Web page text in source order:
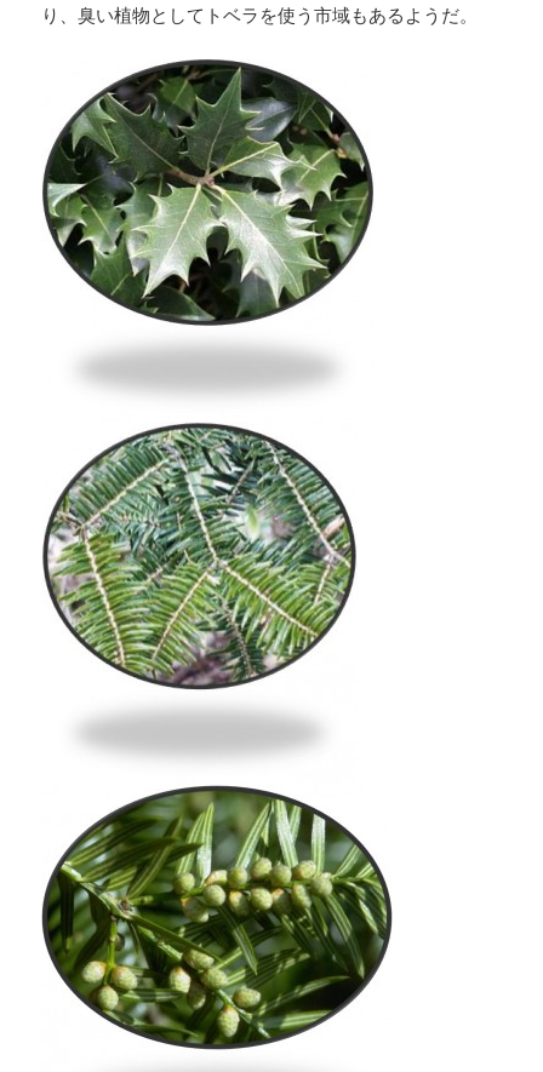
り、臭い植物としてトベラを使う市域もあるようだ。